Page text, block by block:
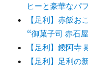
ヒーと豪華なパ
【足利】赤飯お
“御菓子司 赤
【足利】鑁阿寺
【足利】足利の